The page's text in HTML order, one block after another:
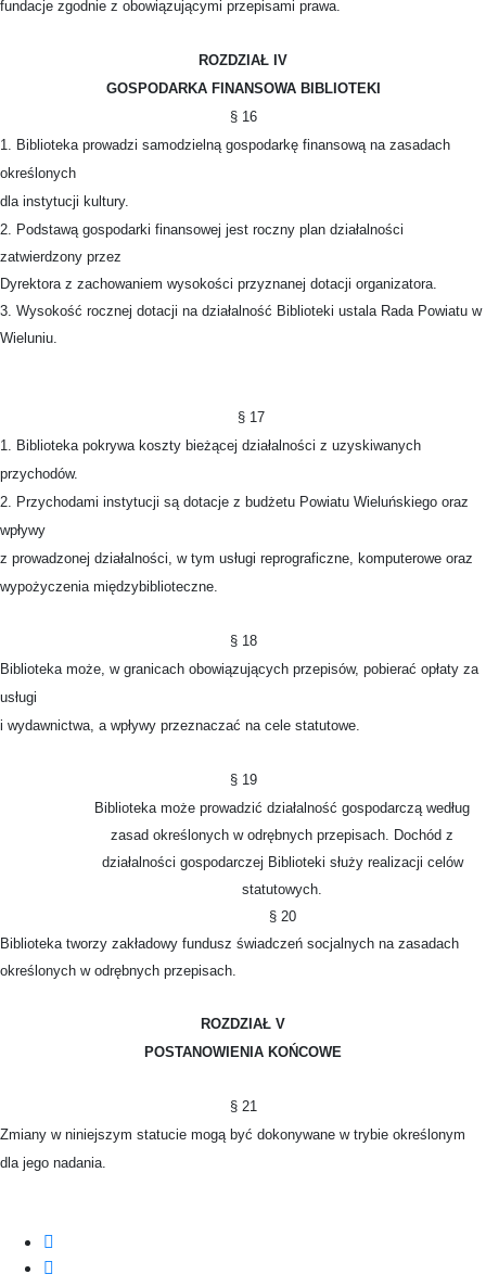
fundacje zgodnie z obowiązującymi przepisami prawa.
ROZDZIAŁ IV
GOSPODARKA FINANSOWA BIBLIOTEKI
§ 16
1. Biblioteka prowadzi samodzielną gospodarkę finansową na zasadach
określonych
dla instytucji kultury.
2. Podstawą gospodarki finansowej jest roczny plan działalności
zatwierdzony przez
Dyrektora z zachowaniem wysokości przyznanej dotacji organizatora.
3. Wysokość rocznej dotacji na działalność Biblioteki ustala Rada Powiatu w
Wieluniu.
§ 17
1. Biblioteka pokrywa koszty bieżącej działalności z uzyskiwanych
przychodów.
2. Przychodami instytucji są dotacje z budżetu Powiatu Wieluńskiego oraz
wpływy
z prowadzonej działalności, w tym usługi reprograficzne, komputerowe oraz
wypożyczenia międzybiblioteczne.
§ 18
Biblioteka może, w granicach obowiązujących przepisów, pobierać opłaty za
usługi
i wydawnictwa, a wpływy przeznaczać na cele statutowe.
§ 19
Biblioteka może prowadzić działalność gospodarczą według
zasad określonych w odrębnych przepisach. Dochód z
działalności gospodarczej Biblioteki służy realizacji celów
statutowych.
§ 20
Biblioteka tworzy zakładowy fundusz świadczeń socjalnych na zasadach
określonych w odrębnych przepisach.
ROZDZIAŁ V
POSTANOWIENIA KOŃCOWE
§ 21
Zmiany w niniejszym statucie mogą być dokonywane w trybie określonym
dla jego nadania.